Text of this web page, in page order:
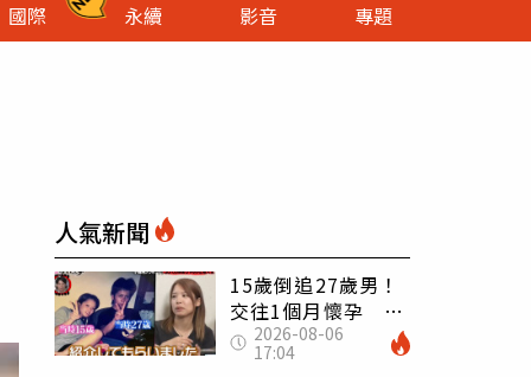
國際 永續 影音 專題
人氣新聞
15歲倒追27歲男！
交往1個月懷孕 36
歲當阿嬤故事曝光
2026-08-06
17:04